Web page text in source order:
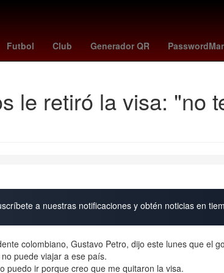
Futbol Club Generador QR
Idioma francés Senador Brasil Roberto Alvarado
le retiró la visa: "no
a nuestras notificaciones y obtén noticias en
colombiano, Gustavo Petro, dijo este lunes que el
puede viajar a ese país.
puedo ir porque creo que me quitaron la visa.